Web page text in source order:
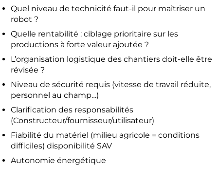
Quel niveau de technicité faut-il pour maîtriser un
robot ?
Quelle rentabilité : ciblage prioritaire sur les
productions à forte valeur ajoutée ?
L’organisation logistique des chantiers doit-elle être
révisée ?
Niveau de sécurité requis (vitesse de travail réduite,
personnel au champ…)
Clarification des responsabilités
(Constructeur/fournisseur/utilisateur)
Fiabilité du matériel (milieu agricole = conditions
difficiles) disponibilité SAV
Autonomie énergétique